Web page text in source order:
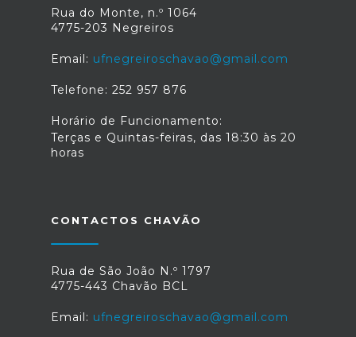
Rua do Monte, n.º 1064
4775-203 Negreiros
Email: ufnegreiroschavao@gmail.com
Telefone: 252 957 876
Horário de Funcionamento:
Terças e Quintas-feiras, das 18:30 às 20
horas
CONTACTOS CHAVÃO
Rua de São João N.º 1797
4775-443 Chavão BCL
Email: ufnegreiroschavao@gmail.com